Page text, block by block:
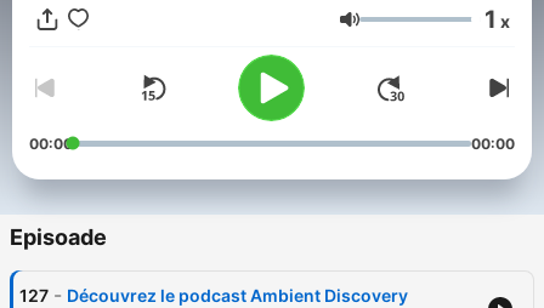
Volum 1 x
00:00 00:00
Episoade
127 - Découvrez le podcast Ambient Discovery